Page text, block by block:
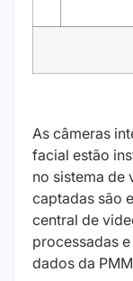
As câmeras
facial estão
no sistema de
captadas são
central de
processadas
dados da